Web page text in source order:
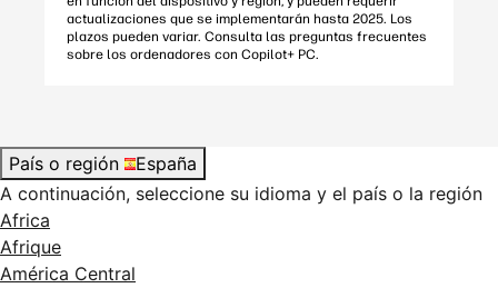
actualizaciones que se implementarán hasta 2025. Los
plazos pueden variar. Consulta las preguntas frecuentes
sobre los ordenadores con Copilot+ PC.
País o región
España
A continuación, seleccione su idioma y el país o la región
Africa
Afrique
América Central